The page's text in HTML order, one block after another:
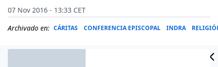
07 Nov 2016 - 13:33 CET
Archivado en: CÁRITAS CONFERENCIA EPISCOPAL INDRA